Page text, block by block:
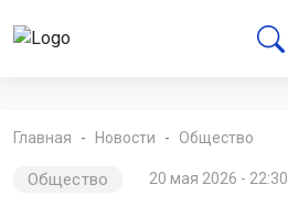
Главная Новости Общество
Общество 20 мая 2026 - 22:30